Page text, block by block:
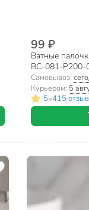
99 ₽
Ватные
BC-081-P200-
Самовывоз:
Курьером: 5
5•415